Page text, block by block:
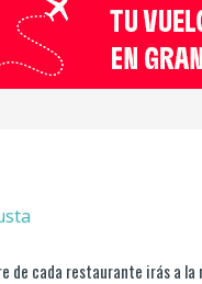
de cada restaurante irás a